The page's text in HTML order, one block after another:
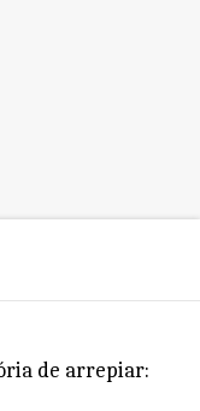
de arrepiar: